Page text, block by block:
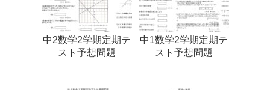
中2数学2学期定期テ
スト予想問題
中1数学2学期定期テ
スト予想問題